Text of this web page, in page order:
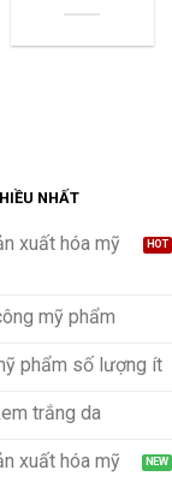
NHẤT
xuất hóa mỹ
mỹ phẩm
phẩm số lượng ít
trắng da
xuất hóa mỹ